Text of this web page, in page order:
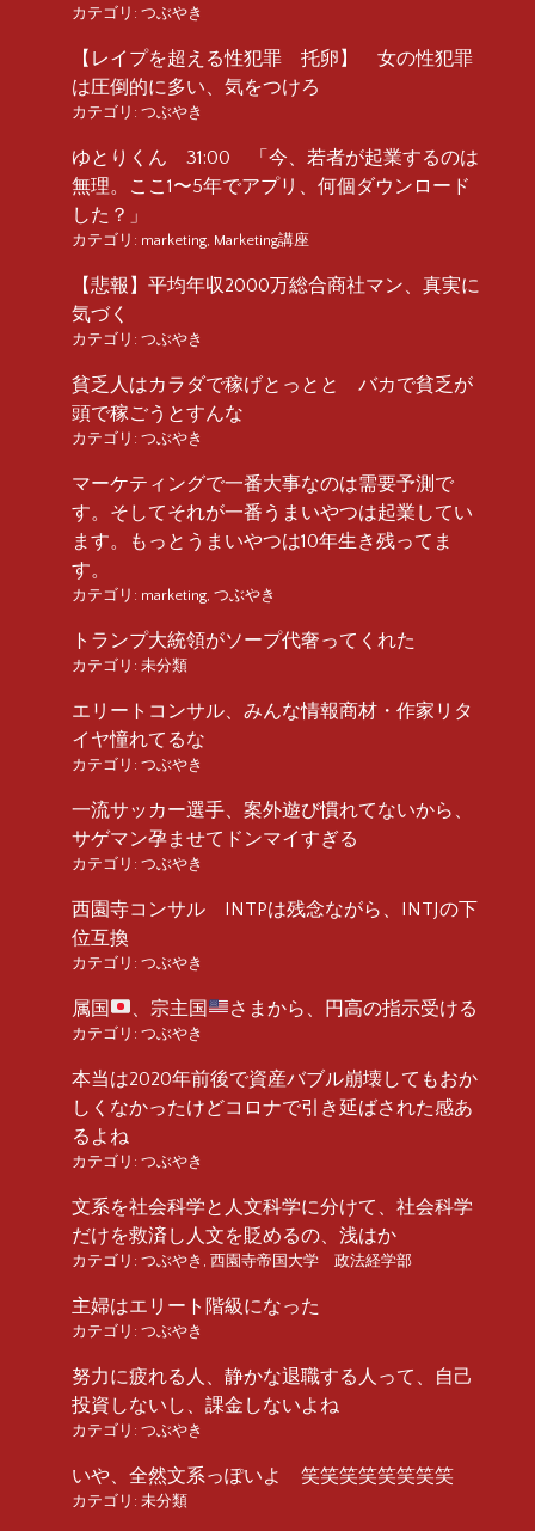
カテゴリ: つぶやき
【レイプを超える性犯罪 托卵】 女の性犯罪
は圧倒的に多い、気をつけろ
カテゴリ: つぶやき
ゆとりくん 31:00 「今、若者が起業するのは
無理。ここ1〜5年でアプリ、何個ダウンロード
した？」
カテゴリ: marketing Marketing講座
【悲報】平均年収2000万総合商社マン、真実に
気づく
カテゴリ: つぶやき
貧乏人はカラダで稼げとっとと バカで貧乏が
頭で稼ごうとすんな
カテゴリ: つぶやき
マーケティングで一番大事なのは需要予測で
す。そしてそれが一番うまいやつは起業してい
ます。もっとうまいやつは10年生き残ってま
す。
カテゴリ: marketing つぶやき
トランプ大統領がソープ代奢ってくれた
カテゴリ: 未分類
エリートコンサル、みんな情報商材・作家リタ
イヤ憧れてるな
カテゴリ: つぶやき
一流サッカー選手、案外遊び慣れてないから、
サゲマン孕ませてドンマイすぎる
カテゴリ: つぶやき
西園寺コンサル INTPは残念ながら、INTJの下
位互換
カテゴリ: つぶやき
属国 、宗主国 さまから、円高の指示受ける
カテゴリ: つぶやき
本当は2020年前後で資産バブル崩壊してもおか
しくなかったけどコロナで引き延ばされた感あ
るよね
カテゴリ: つぶやき
文系を社会科学と人文科学に分けて、社会科学
だけを救済し人文を貶めるの、浅はか
カテゴリ: つぶやき 西園寺帝国大学 政法経学部
主婦はエリート階級になった
カテゴリ: つぶやき
努力に疲れる人、静かな退職する人って、自己
投資しないし、課金しないよね
カテゴリ: つぶやき
いや、全然文系っぽいよ 笑笑笑笑笑笑笑笑
カテゴリ: 未分類